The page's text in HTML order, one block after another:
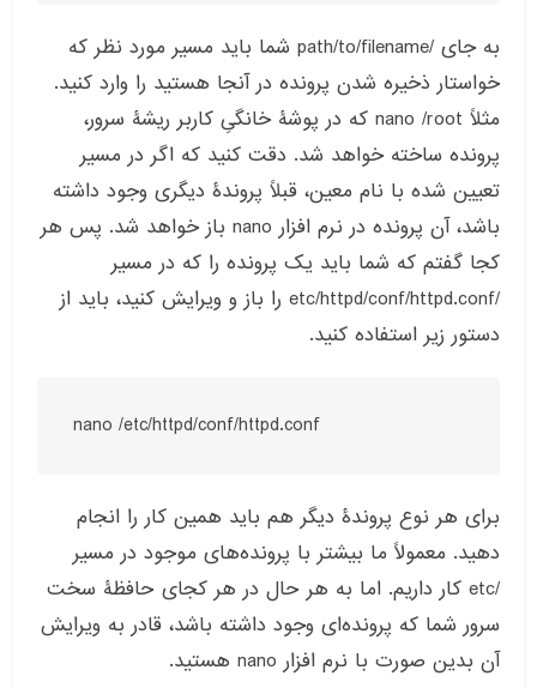
به جای /path/to/filename شما باید مسیر مورد نظر که
خواستار ذخیره شدن پرونده در آنجا هستید را وارد کنید.
مثلاً nano /root که در پوشۀ خانگیِ کاربر ریشۀ سرور،
پرونده ساخته خواهد شد. دقت کنید که اگر در مسیر
تعیین شده با نام معین، قبلاً پروندۀ دیگری وجود داشته
باشد، آن پرونده در نرم افزار nano باز خواهد شد. پس هر
کجا گفتم که شما باید یک پرونده را که در مسیر
/etc/httpd/conf/httpd.conf را باز و ویرایش کنید، باید از
دستور زیر استفاده کنید.
nano /etc/httpd/conf/httpd.conf
برای هر نوع پروندۀ دیگر هم باید همین کار را انجام
دهید. معمولاً ما بیشتر با پرونده‌های موجود در مسیر
/etc کار داریم. اما به هر حال در هر کجای حافظۀ سخت
سرور شما که پرونده‌ای وجود داشته باشد، قادر به ویرایش
آن بدین صورت با نرم افزار nano هستید.